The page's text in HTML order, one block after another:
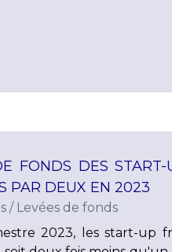
FONDS DES
PAR DEUX EN 2023
/ Levées de fonds
2023, les start-up